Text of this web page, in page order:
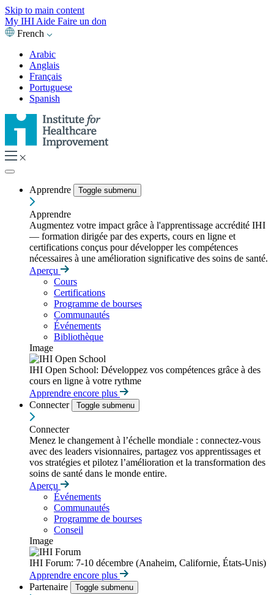
Skip to main content
My IHI Aide Faire un don
French
Arabic
Anglais
Français
Portuguese
Spanish
Apprendre Toggle submenu
Apprendre
Augmentez votre impact grâce à l'apprentissage accrédité IHI
— formation dirigée par des experts, cours en ligne et
certifications conçus pour développer les compétences
nécessaires à une amélioration significative des soins de santé.
Aperçu
Cours
Certifications
Programme de bourses
Communautés
Événements
Bibliothèque
Image
IHI Open School: Développez vos compétences grâce à des
cours en ligne à votre rythme
Apprendre encore plus
Connecter
Toggle submenu
Connecter
Menez le changement à l’échelle mondiale : connectez-vous
avec des leaders visionnaires, partagez vos apprentissages et
vos stratégies et pilotez l’amélioration et la transformation des
soins de santé dans le monde entire.
Aperçu
Événements
Communautés
Programme de bourses
Conseil
Image
IHI Forum: 7-10 décembre (Anaheim, Californie, États-Unis)
Apprendre encore plus
Partenaire
Toggle submenu